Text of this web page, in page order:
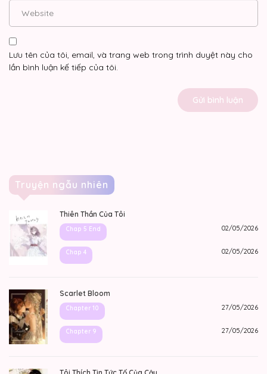
Lưu tên của tôi, email, và trang web trong trình duyệt này cho
lần bình luận kế tiếp của tôi.
Truyện ngẫu nhiên
Thiên Thần Của Tôi
Chap 5 End 02/05/2026
Chap 4 02/05/2026
Scarlet Bloom
Chapter 10 27/05/2026
Chapter 9 27/05/2026